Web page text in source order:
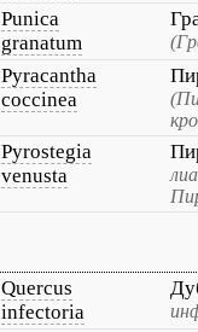
Punica
granatum
Pyracantha
coccinea
Pyrostegia
venusta
Quercus
infectoria